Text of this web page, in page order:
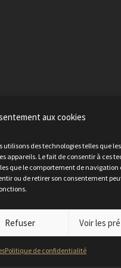
aux cookies
des technologies telles que
appareils. Le fait de consentir à ces
que le comportement de navigation
ou de retirer son consentement
Refuser Voir les
Politique de confidentialité